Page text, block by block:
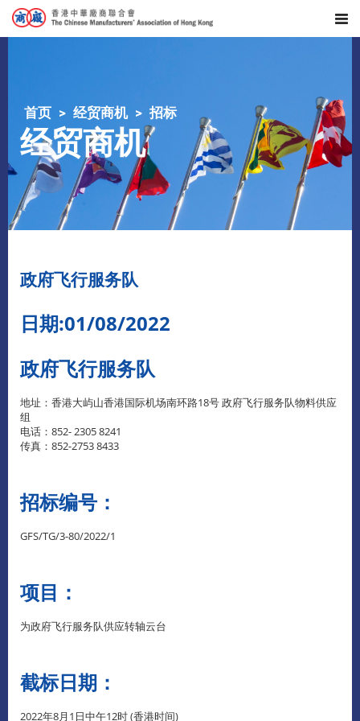
首页 经贸商机 招标
经贸商机
政府飞行服务队
日期:01/08/2022
政府飞行服务队
地址：香港大屿山香港国际机场南环路18号 政府飞行服务队物料供应
组
电话：852- 2305 8241
传真：852-2753 8433
招标编号：
GFS/TG/3-80/2022/1
项目：
为政府飞行服务队供应转轴云台
截标日期：
2022年8月1日中午12时 (香港时间)